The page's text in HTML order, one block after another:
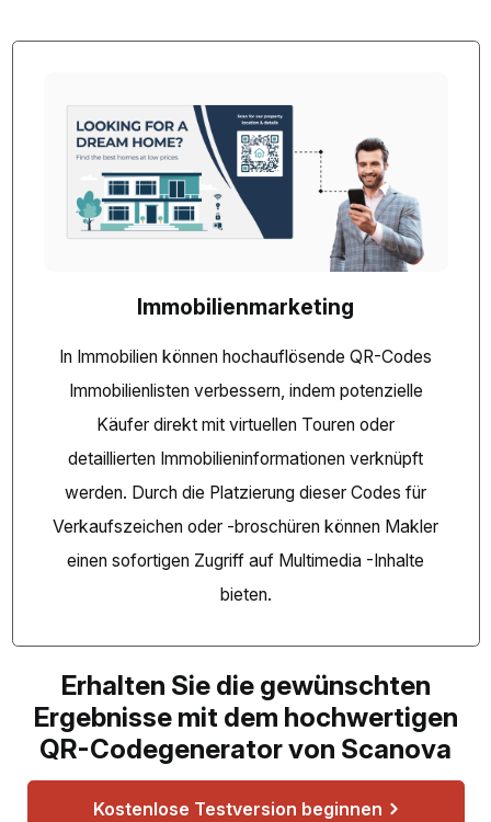
Immobilienmarketing
In Immobilien können hochauflösende QR-Codes
Immobilienlisten verbessern, indem potenzielle
Käufer direkt mit virtuellen Touren oder
detaillierten Immobilieninformationen verknüpft
werden. Durch die Platzierung dieser Codes für
Verkaufszeichen oder -broschüren können Makler
einen sofortigen Zugriff auf Multimedia -Inhalte
bieten.
Erhalten Sie die gewünschten
Ergebnisse mit dem hochwertigen
QR-Codegenerator von Scanova
Kostenlose Testversion beginnen